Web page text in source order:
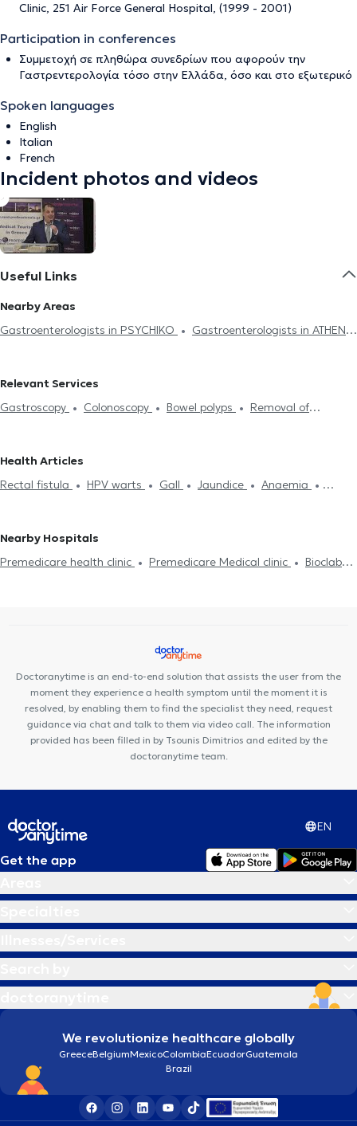
Clinic, 251 Air Force General Hospital, (1999 - 2001)
Participation in conferences
Συμμετοχή σε πληθώρα συνεδρίων που αφορούν την
Γαστρεντερολογία τόσο στην Ελλάδα, όσο και στο εξωτερικό
Spoken languages
English
Italian
French
Incident photos and videos
Useful Links
Nearby Areas
Gastroenterologists in PSYCHIKO
Gastroenterologists in ATHENS
in GIZI
Gastroenterologists in CHOLARGOS
Gastroenterologists in GALATSI
Gastroenterologists in KOLONAKI
Gastroenterologists in ANO PATISIA
Gastroenterologists in
Gastroenterologists in NEOS KOSMOS
DAFNI
Gastroenterologists in PETRALONA
Relevant Services
Gastroscopy
Colonoscopy Bowel polyps
Removal of
Ulcer
Ραγάδα Πρωκτού
Gastroenteritis
Gastroesophageal reflux disease (GERD)
Health Articles
Rectal fistula
HPV warts Gall Jaundice
Anaemia
Nearby Hospitals
Premedicare health clinic
Premedicare Medical clinic
Bioclab
Doctoranytime is an end-to-end solution that assists the user from the
moment they experience a health symptom until the moment it is
resolved, by enabling them to find the specialist they need, request
guidance via chat and talk to them via video call. The information
provided has been filled in by Tsounis Dimitrios and edited by the
doctoranytime team.
EN
Get the app
We revolutionize healthcare globally
GreeceBelgiumMexicoColombiaEcuadorGuatemala
Brazil